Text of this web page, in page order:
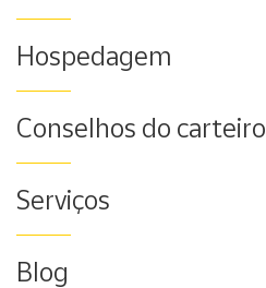
Hospedagem
Conselhos do carteiro
Serviços
Blog